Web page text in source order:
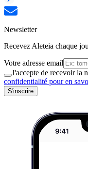
Newsletter
Recevez Aleteia chaque
Votre adresse email
J'accepte de recevoir la
confidentialité pour en
S'inscrire